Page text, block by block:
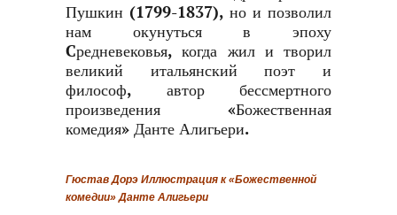
Пушкин (1799-1837), но и позволил
нам окунуться в эпоху
Cредневековья, когда жил и творил
великий итальянский поэт и
философ, автор бессмертного
произведения «Божественная
комедия» Данте Алигьери.
Гюстав Дорэ Иллюстрация к «Божественной
комедии» Данте Алигьери